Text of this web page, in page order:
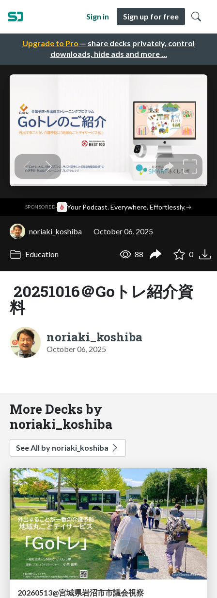
Upgrade to Pro — share decks privately, control
downloads, hide ads and more …
Sign in Sign up for free
SPONSORED· Your Podcast. Everywhere. Effortlessly.→
noriaki_koshiba October 06, 2025
Education 88 0
20251016＠Goトレ紹介資
料
noriaki_koshiba
October 06, 2025
More Decks by
noriaki_koshiba
See All by noriaki_koshiba
20260513@宮城県岩沼市市議会視察